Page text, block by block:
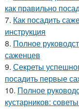
как правильно
7. Как посадить
инструкция
8. Полное
саженцев
9. Секреты
посадить первые
10. Полное
кустарников: